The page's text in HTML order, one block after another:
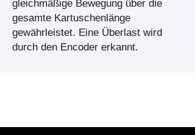
gleichmäßige Bewegung über die
gesamte Kartuschenlänge
gewährleistet. Eine Überlast wird
durch den Encoder erkannt.